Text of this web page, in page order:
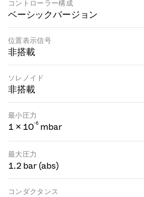
コントローラー構成
ベーシックバージョン
位置表示信号
非搭載
ソレノイド
非搭載
最小圧力
1 × 10-6 mbar
最大圧力
1.2 bar (abs)
コンダクタンス